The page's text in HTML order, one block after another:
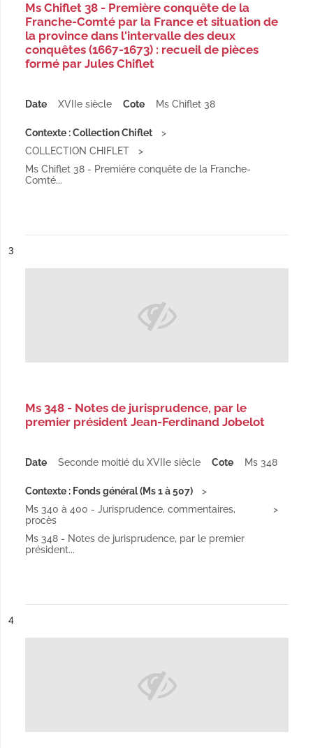
Ms Chiflet 38 - Première conquête de la
Franche-Comté par la France et situation de
la province dans l'intervalle des deux
conquêtes (1667-1673) : recueil de pièces
formé par Jules Chiflet
Date XVIIe siècle Cote Ms Chiflet 38
Contexte : Collection Chiflet
COLLECTION CHIFLET
Ms Chiflet 38 - Première conquête de la Franche-
Comté...
n°
3
Ms 348 - Notes de jurisprudence, par le
premier président Jean-Ferdinand Jobelot
Date Seconde moitié du XVIIe siècle Cote Ms 348
Contexte : Fonds général (Ms 1 à 507)
Ms 340 à 400 - Jurisprudence, commentaires,
procès
Ms 348 - Notes de jurisprudence, par le premier
président...
n°
4